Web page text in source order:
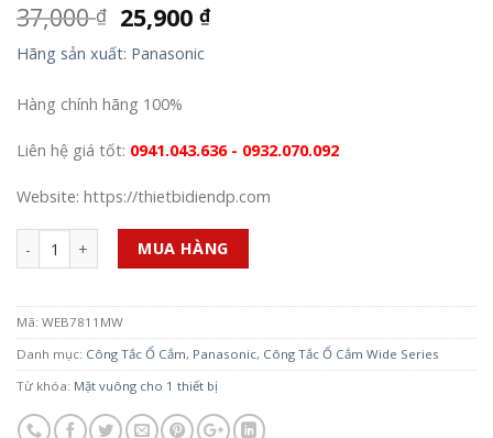
37,000₫ 25,900₫
Hãng sản xuất: Panasonic
Hàng chính hãng 100%
Liên hệ giá tốt: 0941.043.636 - 0932.070.092
Website: https://thietbidiendp.com
Số lượng MUA HÀNG
Mã: WEB7811MW
Danh mục: Công Tắc Ổ Cắm, Panasonic, Công Tắc Ổ Cắm Wide Series
Từ khóa: Mặt vuông cho 1 thiết bị